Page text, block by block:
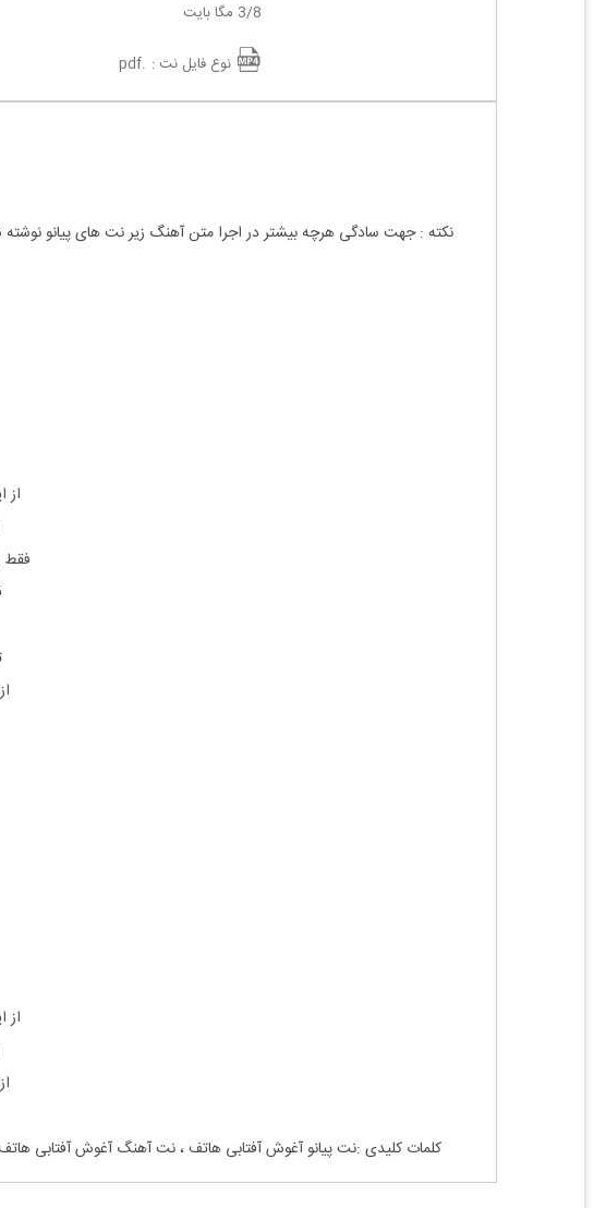
3/8 مگا بایت
نوع فایل نت : .pdf
نکته : جهت سادگی هرچه بیشتر در اجرا متن آهنگ زیر نت های پیانو
از
از
کلمات کلیدی :نت پیانو آغوش آفتابی هاتف ، نت آهنگ آغوش آفتابی